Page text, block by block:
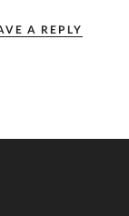
A REPLY